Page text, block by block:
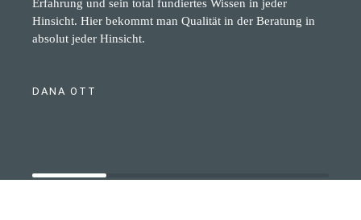
Erfahrung und sein total fundiertes Wissen in jeder
Hinsicht. Hier bekommt man Qualität in der Beratung in
absolut jeder Hinsicht.
DANA OTT